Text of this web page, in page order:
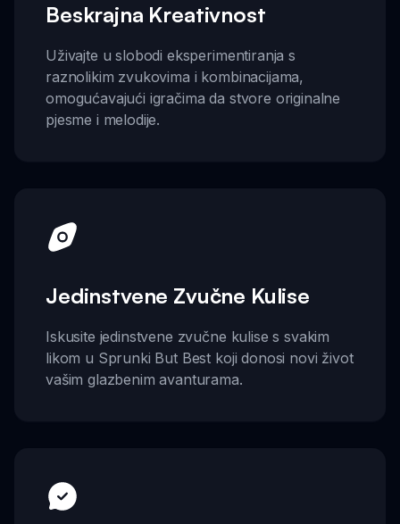
Beskrajna Kreativnost
Uživajte u slobodi eksperimentiranja s
raznolikim zvukovima i kombinacijama,
omogućavajući igračima da stvore originalne
pjesme i melodije.
Jedinstvene Zvučne Kulise
Iskusite jedinstvene zvučne kulise s svakim
likom u Sprunki But Best koji donosi novi život
vašim glazbenim avanturama.